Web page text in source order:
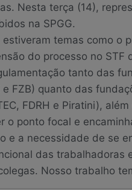
Nesta terça (14),
na SPGG.
temas como o
do processo no STF
tanto das
e FZB) quanto das
FDRH e Piratini),
o ponto focal e
e a necessidade de se
das trabalhadoras
Nosso trabalho